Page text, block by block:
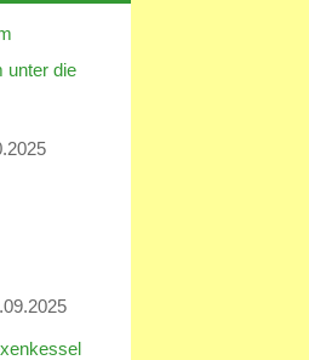
unter die